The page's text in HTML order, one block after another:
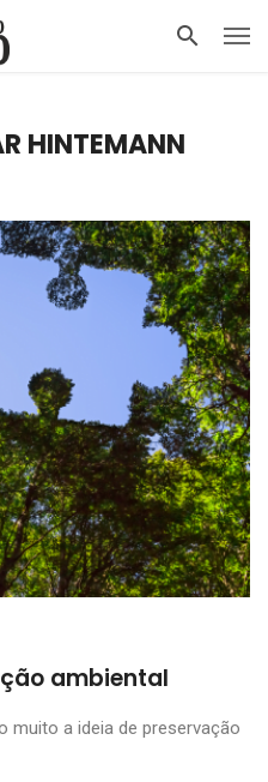
HINTEMANN
ambiental
muito a ideia de preservação